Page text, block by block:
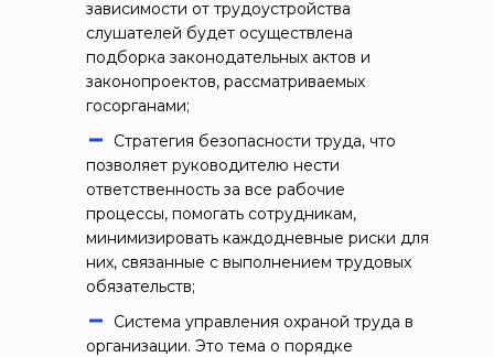
зависимости от трудоустройства
слушателей будет осуществлена
подборка законодательных актов и
законопроектов, рассматриваемых
госорганами;
Стратегия безопасности труда, что
позволяет руководителю нести
ответственность за все рабочие
процессы, помогать сотрудникам,
минимизировать каждодневные риски для
них, связанные с выполнением трудовых
обязательств;
Система управления охраной труда в
организации. Это тема о порядке